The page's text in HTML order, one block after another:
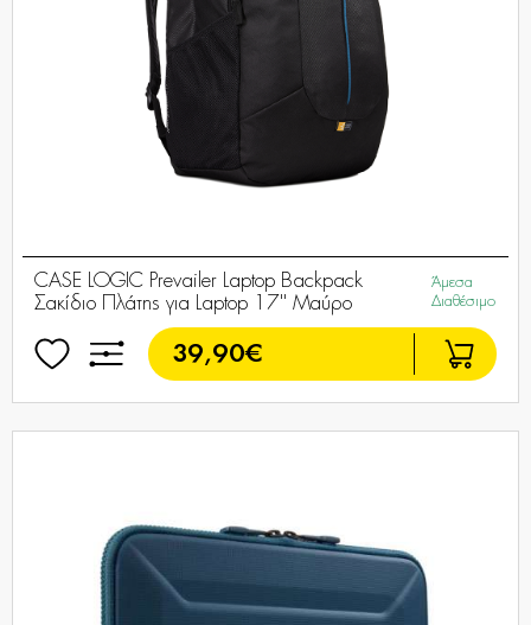
CASE LOGIC Prevailer Laptop Backpack
Σακίδιο Πλάτης για Laptop 17'' Μαύρο
Άμεσα
Διαθέσιμο
39,90€